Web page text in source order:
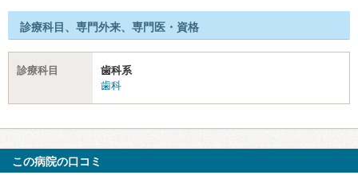
診療科目、専門外来、専門医・資格
診療科目
歯科系
歯科
この病院の口コミ